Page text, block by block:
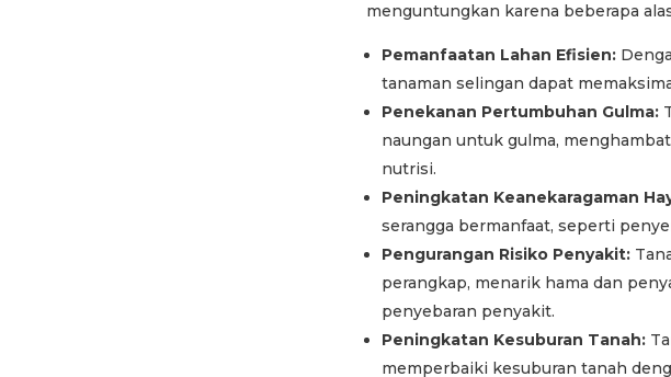
menguntungkan karena beberapa
Pemanfaatan Lahan Efisien:
tanaman selingan dapat
Penekanan Pertumbuhan Gulma:
naungan untuk gulma,
nutrisi.
Peningkatan Keanekaragaman
serangga bermanfaat, seperti
Pengurangan Risiko Penyakit:
perangkap, menarik hama dan
penyebaran penyakit.
Peningkatan Kesuburan Tanah:
memperbaiki kesuburan tanah